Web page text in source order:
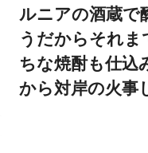
ルニアの酒蔵で
うだからそれま
ちな焼酎も仕込
から対岸の火事